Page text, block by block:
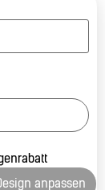
anpassen